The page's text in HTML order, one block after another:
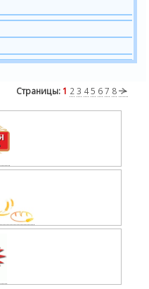
Страницы: 1 2 3 45 67 8